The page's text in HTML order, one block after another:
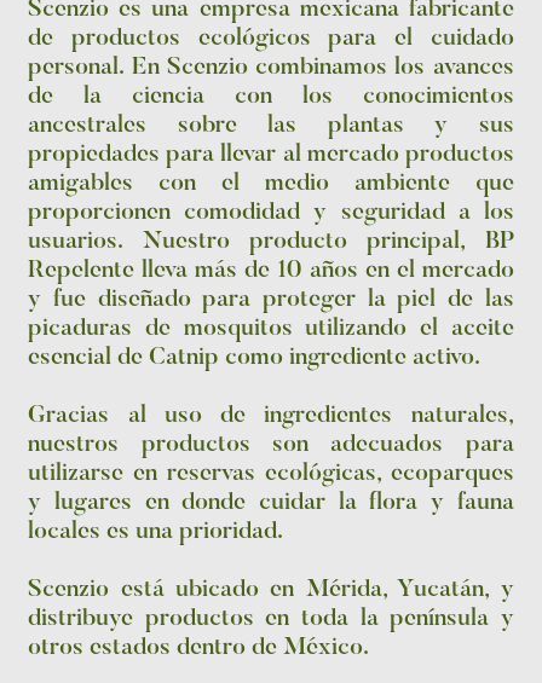
Scenzio es una empresa mexicana fabricante
de productos ecológicos para el cuidado
personal. En Scenzio combinamos los avances
de la ciencia con los conocimientos
ancestrales sobre las plantas y sus
propiedades para llevar al mercado productos
amigables con el medio ambiente que
proporcionen comodidad y seguridad a los
usuarios. Nuestro producto principal, BP
Repelente lleva más de 10 años en el mercado
y fue diseñado para proteger la piel de las
picaduras de mosquitos utilizando el aceite
esencial de Catnip como ingrediente activo.
Gracias al uso de ingredientes naturales,
nuestros productos son adecuados para
utilizarse en reservas ecológicas, ecoparques
y lugares en donde cuidar la flora y fauna
locales es una prioridad.
Scenzio está ubicado en Mérida, Yucatán, y
distribuye productos en toda la península y
otros estados dentro de México.